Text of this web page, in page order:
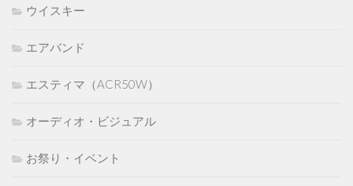
ウイスキー
エアバンド
エスティマ（ACR50W）
オーディオ・ビジュアル
お祭り・イベント